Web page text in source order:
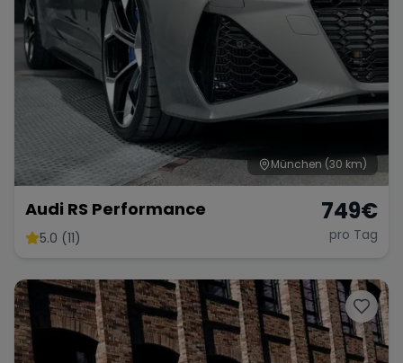
München (30 km)
Audi RS Performance
5.0 (11)
749€
pro Tag